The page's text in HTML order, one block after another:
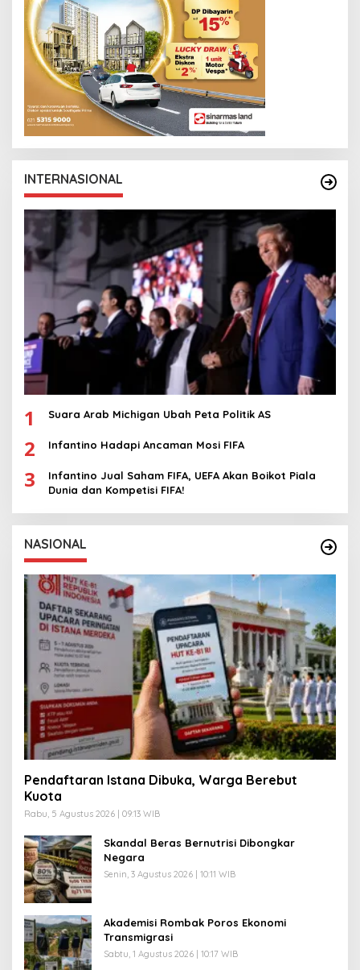
INTERNASIONAL
1 Suara Arab Michigan Ubah Peta Politik AS
2 Infantino Hadapi Ancaman Mosi FIFA
3
Infantino Jual Saham FIFA, UEFA Akan Boikot Piala
Dunia dan Kompetisi FIFA!
NASIONAL
Pendaftaran Istana Dibuka, Warga Berebut
Kuota
Rabu, 5 Agustus 2026 | 09:13 WIB
Skandal Beras Bernutrisi Dibongkar
Negara
Senin, 3 Agustus 2026 | 10:11 WIB
Akademisi Rombak Poros Ekonomi
Transmigrasi
Sabtu, 1 Agustus 2026 | 10:17 WIB